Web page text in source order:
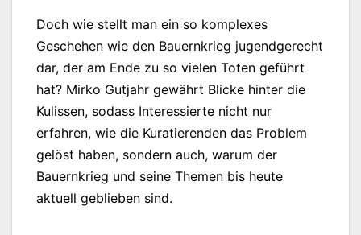
Doch wie stellt man ein so komplexes
Geschehen wie den Bauernkrieg jugendgerecht
dar, der am Ende zu so vielen Toten geführt
hat? Mirko Gutjahr gewährt Blicke hinter die
Kulissen, sodass Interessierte nicht nur
erfahren, wie die Kuratierenden das Problem
gelöst haben, sondern auch, warum der
Bauernkrieg und seine Themen bis heute
aktuell geblieben sind.